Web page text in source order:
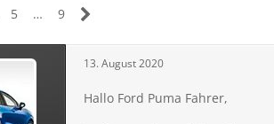
5 … 9
13. August 2020
Hallo Ford Puma Fahrer,